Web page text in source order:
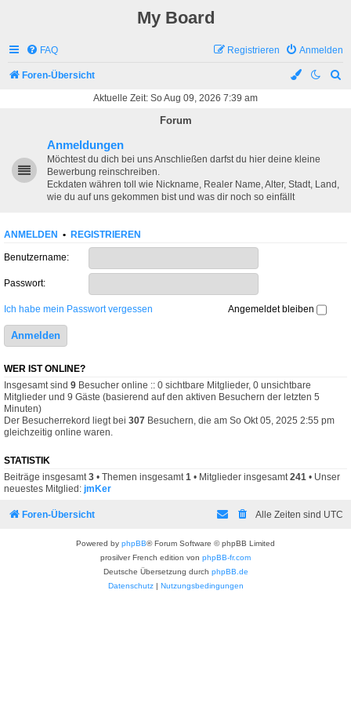
My Board
FAQ Anmelden
Registrieren
Foren-Übersicht
Aktuelle Zeit: So Aug 09, 2026 7:39 am
Forum
Anmeldungen
Möchtest du dich bei uns Anschließen darfst du hier deine kleine
Bewerbung reinschreiben.
Eckdaten währen toll wie Nickname, Realer Name, Alter, Stadt, Land,
wie du auf uns gekommen bist und was dir noch so einfällt
ANMELDEN • REGISTRIEREN
Benutzername:
Passwort:
Ich habe mein Passwort vergessen Angemeldet bleiben
WER IST ONLINE?
Insgesamt sind 9 Besucher online :: 0 sichtbare Mitglieder, 0 unsichtbare
Mitglieder und 9 Gäste (basierend auf den aktiven Besuchern der letzten 5
Minuten)
Der Besucherrekord liegt bei 307 Besuchern, die am So Okt 05, 2025 2:55 pm
gleichzeitig online waren.
STATISTIK
Beiträge insgesamt3 • Themen insgesamt1 • Mitglieder insgesamt241 • Unser
neuestes Mitglied: jmKer
Foren-Übersicht Alle Zeiten sind UTC
Powered by phpBB® Forum Software © phpBB Limited
prosilver French edition von phpBB-fr.com
Deutsche Übersetzung durch phpBB.de
Datenschutz| Nutzungsbedingungen